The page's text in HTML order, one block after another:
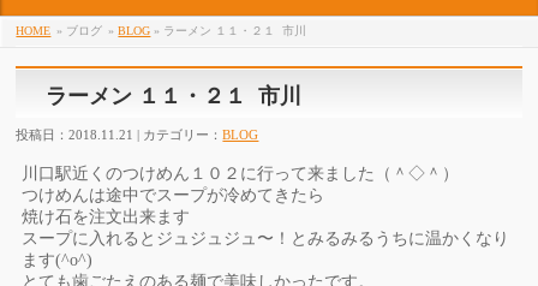
HOME » ブログ »BLOG » ラーメン １１・２１ 市川
ラーメン １１・２１ 市川
投稿日：2018.11.21 | カテゴリー：BLOG
川口駅近くのつけめん１０２に行って来ました（＾◇＾）
つけめんは途中でスープが冷めてきたら
焼け石を注文出来ます
スープに入れるとジュジュジュ〜！とみるみるうちに温かくなり
ます(^o^)
とても歯ごたえのある麺で美味しかったです。